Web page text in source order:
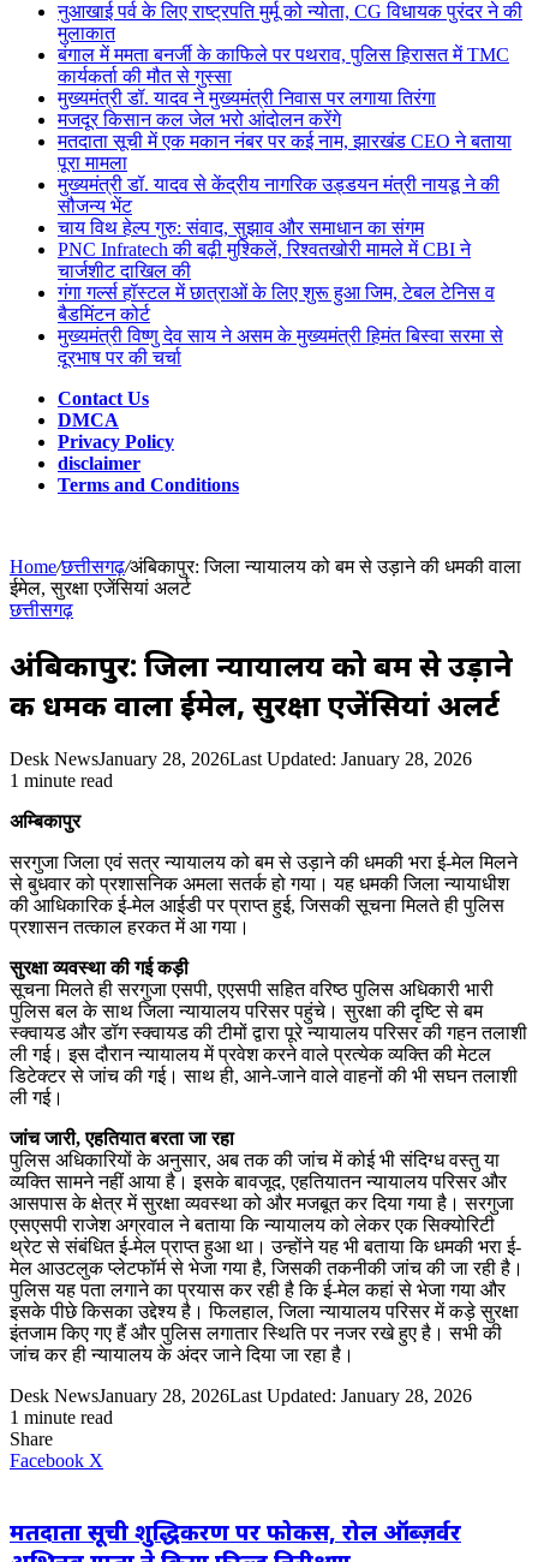
नुआखाई पर्व के लिए राष्ट्रपति मुर्मू को न्योता, CG विधायक पुरंदर ने की
मुलाकात
बंगाल में ममता बनर्जी के काफिले पर पथराव, पुलिस हिरासत में TMC
कार्यकर्ता की मौत से गुस्सा
मुख्यमंत्री डॉ. यादव ने मुख्यमंत्री निवास पर लगाया तिरंगा
मजदूर किसान कल जेल भरो आंदोलन करेंगे
मतदाता सूची में एक मकान नंबर पर कई नाम, झारखंड CEO ने बताया
पूरा मामला
मुख्यमंत्री डॉ. यादव से केंद्रीय नागरिक उड्डयन मंत्री नायडू ने की
सौजन्य भेंट
चाय विथ हेल्प गुरु: संवाद, सुझाव और समाधान का संगम
PNC Infratech की बढ़ी मुश्किलें, रिश्वतखोरी मामले में CBI ने
चार्जशीट दाखिल की
गंगा गर्ल्स हॉस्टल में छात्राओं के लिए शुरू हुआ जिम, टेबल टेनिस व
बैडमिंटन कोर्ट
मुख्यमंत्री विष्णु देव साय ने असम के मुख्यमंत्री हिमंत बिस्वा सरमा से
दूरभाष पर की चर्चा
Contact Us
DMCA
Privacy Policy
disclaimer
Terms and Conditions
Home/छत्तीसगढ़/अंबिकापुर: जिला न्यायालय को बम से उड़ाने की धमकी वाला
ईमेल, सुरक्षा एजेंसियां अलर्ट
छत्तीसगढ़
अंबिकापुर: जिला न्यायालय को बम से उड़ाने
की धमकी वाला ईमेल, सुरक्षा एजेंसियां अलर्ट
Desk NewsJanuary 28, 2026Last Updated: January 28, 2026
1 minute read
अम्बिकापुर
सरगुजा जिला एवं सत्र न्यायालय को बम से उड़ाने की धमकी भरा ई-मेल मिलने
से बुधवार को प्रशासनिक अमला सतर्क हो गया। यह धमकी जिला न्यायाधीश
की आधिकारिक ई-मेल आईडी पर प्राप्त हुई, जिसकी सूचना मिलते ही पुलिस
प्रशासन तत्काल हरकत में आ गया।
सुरक्षा व्यवस्था की गई कड़ी
सूचना मिलते ही सरगुजा एसपी, एएसपी सहित वरिष्ठ पुलिस अधिकारी भारी
पुलिस बल के साथ जिला न्यायालय परिसर पहुंचे। सुरक्षा की दृष्टि से बम
स्क्वायड और डॉग स्क्वायड की टीमों द्वारा पूरे न्यायालय परिसर की गहन तलाशी
ली गई। इस दौरान न्यायालय में प्रवेश करने वाले प्रत्येक व्यक्ति की मेटल
डिटेक्टर से जांच की गई। साथ ही, आने-जाने वाले वाहनों की भी सघन तलाशी
ली गई।
जांच जारी, एहतियात बरता जा रहा
पुलिस अधिकारियों के अनुसार, अब तक की जांच में कोई भी संदिग्ध वस्तु या
व्यक्ति सामने नहीं आया है। इसके बावजूद, एहतियातन न्यायालय परिसर और
आसपास के क्षेत्र में सुरक्षा व्यवस्था को और मजबूत कर दिया गया है। सरगुजा
एसएसपी राजेश अग्रवाल ने बताया कि न्यायालय को लेकर एक सिक्योरिटी
थ्रेट से संबंधित ई-मेल प्राप्त हुआ था। उन्होंने यह भी बताया कि धमकी भरा ई-
मेल आउटलुक प्लेटफॉर्म से भेजा गया है, जिसकी तकनीकी जांच की जा रही है।
पुलिस यह पता लगाने का प्रयास कर रही है कि ई-मेल कहां से भेजा गया और
इसके पीछे किसका उद्देश्य है। फिलहाल, जिला न्यायालय परिसर में कड़े सुरक्षा
इंतजाम किए गए हैं और पुलिस लगातार स्थिति पर नजर रखे हुए है। सभी की
जांच कर ही न्यायालय के अंदर जाने दिया जा रहा है।
Desk NewsJanuary 28, 2026Last Updated: January 28, 2026
1 minute read
Share
Facebook X
मतदाता सूची शुद्धिकरण पर फोकस, रोल ऑब्ज़र्वर